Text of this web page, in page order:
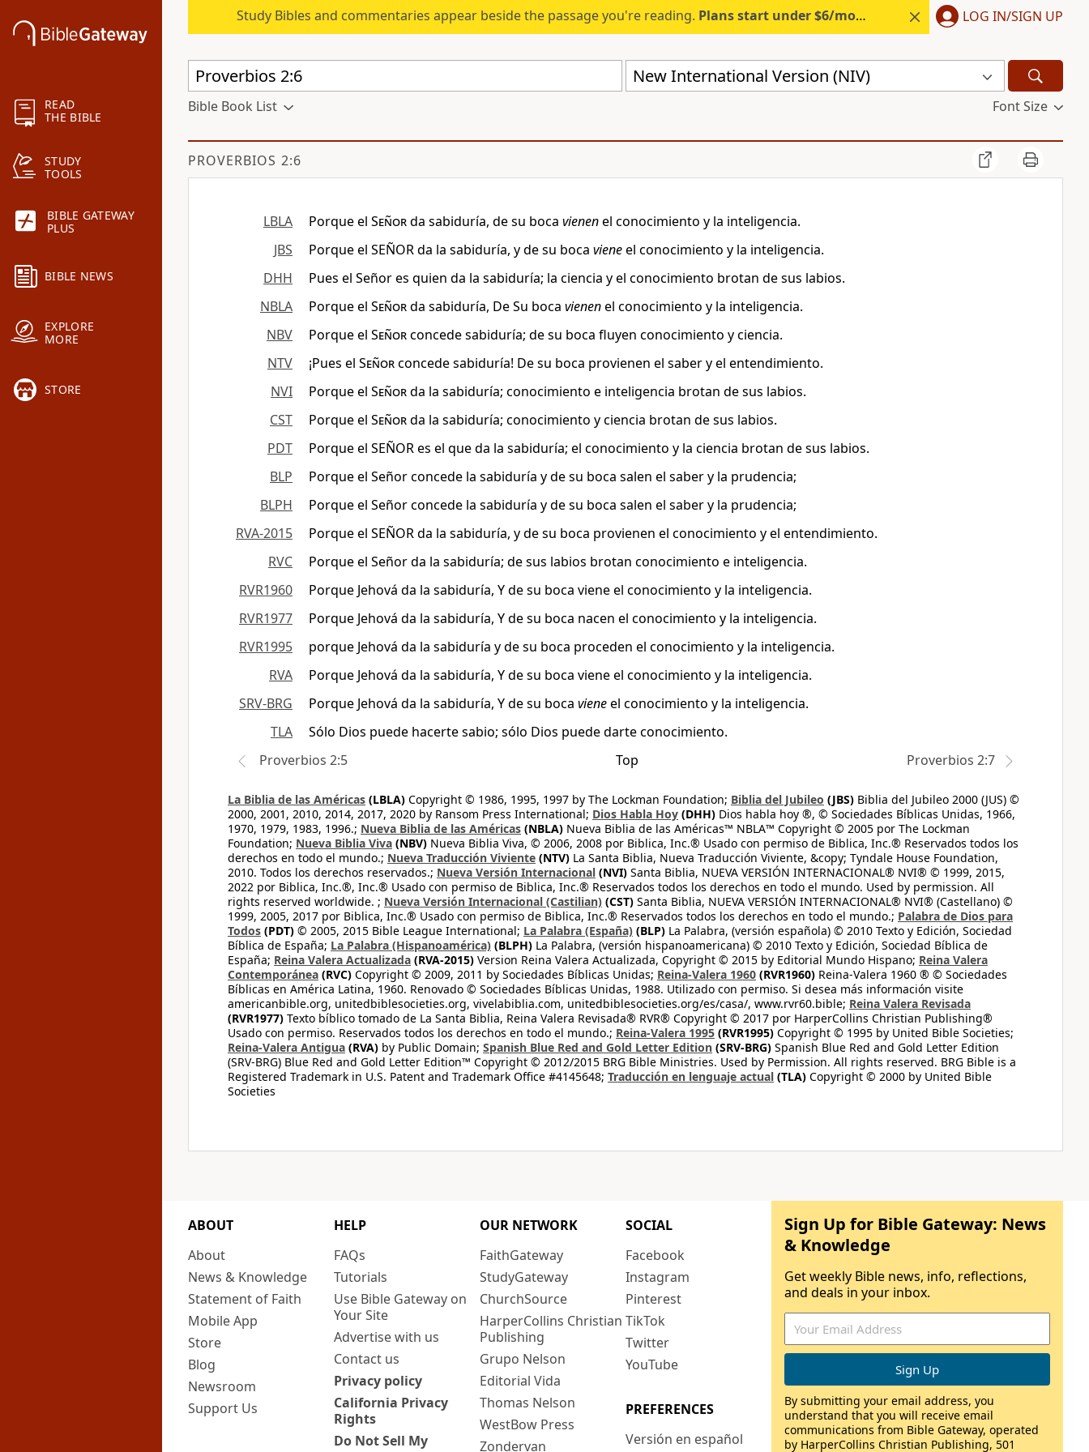
READ
THE BIBLE
STUDY
TOOLS
BIBLE GATEWAY
PLUS
BIBLE NEWS
EXPLORE
MORE
STORE
Study Bibles and commentaries appear beside the passage you're reading. Plans start under $6/month. Start free. LOG IN/SIGN UP
New International Version (NIV)
Bible Book List Font Size
PROVERBIOS 2:6
LBLA Porque el Señorda sabiduría, de su boca vienenel conocimiento y la inteligencia.
JBS
Porque el SEÑOR da la sabiduría, y de su boca vieneel conocimiento y la inteligencia.
DHH
Pues el Señor es quien da la sabiduría; la ciencia y el conocimiento brotan de sus labios.
NBLA
Porque el Señorda sabiduría, De Su boca vienenel conocimiento y la inteligencia.
NBV
Porque el Señorconcede sabiduría; de su boca fluyen conocimiento y ciencia.
NTV
¡Pues el Señorconcede sabiduría! De su boca provienen el saber y el entendimiento.
NVI
Porque el Señorda la sabiduría; conocimiento e inteligencia brotan de sus labios.
CST
Porque el Señorda la sabiduría; conocimiento y ciencia brotan de sus labios.
PDT
Porque el SEÑOR es el que da la sabiduría; el conocimiento y la ciencia brotan de sus labios.
BLP
Porque el Señor concede la sabiduría y de su boca salen el saber y la prudencia;
BLPH
Porque el Señor concede la sabiduría y de su boca salen el saber y la prudencia;
RVA-2015
Porque el SEÑOR da la sabiduría, y de su boca provienen el conocimiento y el entendimiento.
RVC
Porque el Señor da la sabiduría; de sus labios brotan conocimiento e inteligencia.
RVR1960
Porque Jehová da la sabiduría, Y de su boca viene el conocimiento y la inteligencia.
RVR1977
Porque Jehová da la sabiduría, Y de su boca nacen el conocimiento y la inteligencia.
RVR1995
porque Jehová da la sabiduría y de su boca proceden el conocimiento y la inteligencia.
RVA
Porque Jehová da la sabiduría, Y de su boca viene el conocimiento y la inteligencia.
SRV-BRG
Porque Jehová da la sabiduría, Y de su boca vieneel conocimiento y la inteligencia.
TLA
Sólo Dios puede hacerte sabio; sólo Dios puede darte conocimiento.
Proverbios 2:5
Top Proverbios 2:7
La Biblia de las Américas (LBLA) Copyright © 1986, 1995, 1997 by The Lockman Foundation; Biblia del Jubileo (JBS) Biblia del Jubileo 2000 (JUS) ©
2000, 2001, 2010, 2014, 2017, 2020 by Ransom Press International; Dios Habla Hoy (DHH) Dios habla hoy ®, © Sociedades Bíblicas Unidas, 1966,
1970, 1979, 1983, 1996.; Nueva Biblia de las Américas (NBLA) Nueva Biblia de las Américas™ NBLA™ Copyright © 2005 por The Lockman
Foundation; Nueva Biblia Viva (NBV) Nueva Biblia Viva, © 2006, 2008 por Biblica, Inc.® Usado con permiso de Biblica, Inc.® Reservados todos los
derechos en todo el mundo.; Nueva Traducción Viviente (NTV) La Santa Biblia, Nueva Traducción Viviente, &copy; Tyndale House Foundation,
2010. Todos los derechos reservados.; Nueva Versión Internacional (NVI) Santa Biblia, NUEVA VERSIÓN INTERNACIONAL® NVI® © 1999, 2015,
2022 por Biblica, Inc.®, Inc.® Usado con permiso de Biblica, Inc.® Reservados todos los derechos en todo el mundo. Used by permission. All
rights reserved worldwide. ; Nueva Versión Internacional (Castilian) (CST) Santa Biblia, NUEVA VERSIÓN INTERNACIONAL® NVI® (Castellano) ©
1999, 2005, 2017 por Biblica, Inc.® Usado con permiso de Biblica, Inc.® Reservados todos los derechos en todo el mundo.; Palabra de Dios para
Todos (PDT) © 2005, 2015 Bible League International; La Palabra (España) (BLP) La Palabra, (versión española) © 2010 Texto y Edición, Sociedad
Bíblica de España; La Palabra (Hispanoamérica) (BLPH) La Palabra, (versión hispanoamericana) © 2010 Texto y Edición, Sociedad Bíblica de
España; Reina Valera Actualizada (RVA-2015) Version Reina Valera Actualizada, Copyright © 2015 by Editorial Mundo Hispano; Reina Valera
Contemporánea (RVC) Copyright © 2009, 2011 by Sociedades Bíblicas Unidas; Reina-Valera 1960 (RVR1960) Reina-Valera 1960 ® © Sociedades
Bíblicas en América Latina, 1960. Renovado © Sociedades Bíblicas Unidas, 1988. Utilizado con permiso. Si desea más información visite
americanbible.org, unitedbiblesocieties.org, vivelabiblia.com, unitedbiblesocieties.org/es/casa/, www.rvr60.bible; Reina Valera Revisada
(RVR1977) Texto bíblico tomado de La Santa Biblia, Reina Valera Revisada® RVR® Copyright © 2017 por HarperCollins Christian Publishing®
Usado con permiso. Reservados todos los derechos en todo el mundo.; Reina-Valera 1995 (RVR1995) Copyright © 1995 by United Bible Societies;
Reina-Valera Antigua (RVA) by Public Domain; Spanish Blue Red and Gold Letter Edition (SRV-BRG) Spanish Blue Red and Gold Letter Edition
(SRV-BRG) Blue Red and Gold Letter Edition™ Copyright © 2012/2015 BRG Bible Ministries. Used by Permission. All rights reserved. BRG Bible is a
Registered Trademark in U.S. Patent and Trademark Office #4145648; Traducción en lenguaje actual (TLA) Copyright © 2000 by United Bible
Societies
ABOUT
About
News & Knowledge
Statement of Faith
Mobile App
Store
Blog
Newsroom
Support Us
HELP
FAQs
Tutorials
Use Bible Gateway on
Your Site
Advertise with us
Contact us
Privacy policy
California Privacy
Rights
Do Not Sell My
OUR NETWORK
FaithGateway
StudyGateway
ChurchSource
HarperCollins Christian
Publishing
Grupo Nelson
Editorial Vida
Thomas Nelson
WestBow Press
Zondervan
SOCIAL
Facebook
Instagram
Pinterest
TikTok
Twitter
YouTube
PREFERENCES
Versión en español
Sign Up for Bible Gateway: News
& Knowledge
Get weekly Bible news, info, reflections,
and deals in your inbox.
By submitting your email address, you
understand that you will receive email
communications from Bible Gateway, operated
by HarperCollins Christian Publishing, 501